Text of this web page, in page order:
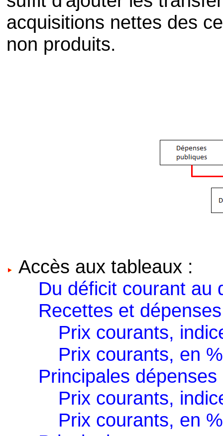
acquisitions nettes des
non produits.
Accès aux tableaux :
Du déficit courant au
Recettes et dépenses
Prix courants,
Prix courants, en
Principales dépenses
Prix courants,
Prix courants, en